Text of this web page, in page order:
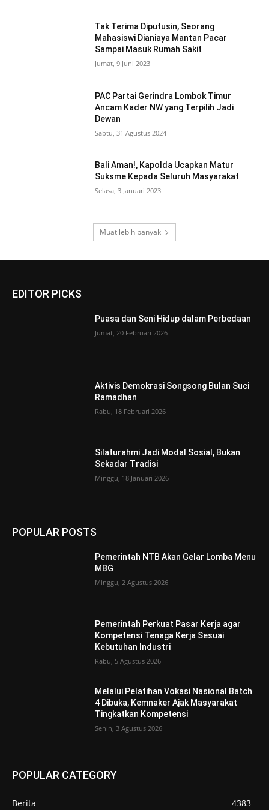
Tak Terima Diputusin, Seorang
Mahasiswi Dianiaya Mantan Pacar
Sampai Masuk Rumah Sakit
Jumat, 9 Juni 2023
PAC Partai Gerindra Lombok Timur
Ancam Kader NW yang Terpilih Jadi
Dewan
Sabtu, 31 Agustus 2024
Bali Aman!, Kapolda Ucapkan Matur
Suksme Kepada Seluruh Masyarakat
Selasa, 3 Januari 2023
Muat lebih banyak
EDITOR PICKS
Puasa dan Seni Hidup dalam Perbedaan
Jumat, 20 Februari 2026
Aktivis Demokrasi Songsong Bulan Suci
Ramadhan
Rabu, 18 Februari 2026
Silaturahmi Jadi Modal Sosial, Bukan
Sekadar Tradisi
Minggu, 18 Januari 2026
POPULAR POSTS
Pemerintah NTB Akan Gelar Lomba Menu
MBG
Minggu, 2 Agustus 2026
Pemerintah Perkuat Pasar Kerja agar
Kompetensi Tenaga Kerja Sesuai
Kebutuhan Industri
Rabu, 5 Agustus 2026
Melalui Pelatihan Vokasi Nasional Batch
4 Dibuka, Kemnaker Ajak Masyarakat
Tingkatkan Kompetensi
Senin, 3 Agustus 2026
POPULAR CATEGORY
Berita
4383